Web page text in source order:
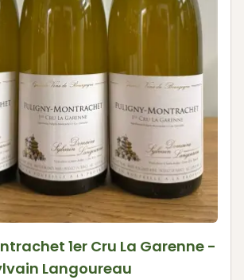
1er Cru La Garenne -
Langoureau